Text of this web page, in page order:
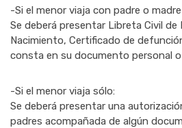
-Si el menor viaja con padre o
Se deberá presentar Libreta Civil de
Nacimiento, Certificado de
consta en su documento personal
-Si el menor viaja sólo:
Se deberá presentar una
padres acompañada de algún